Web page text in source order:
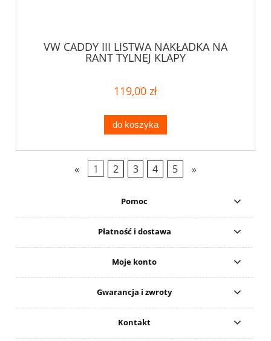
VW CADDY III LISTWA NAKŁADKA NA
RANT TYLNEJ KLAPY
119,00 zł
do koszyka
« 1 2 3 4 5 »
Pomoc
Płatność i dostawa
Moje konto
Gwarancja i zwroty
Kontakt